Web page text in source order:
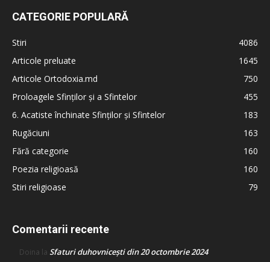
CATEGORIE POPULARĂ
Stiri
4086
Articole preluate
1645
Articole Ortodoxia.md
750
Proloagele Sfinților și a Sfintelor
455
6. Acatiste închinate Sfinților și Sfintelor
183
Rugăciuni
163
Fără categorie
160
Poezia religioasă
160
Stiri religioase
79
Comentarii recente
Doina la Sfaturi duhovnicești din 20 octombrie 2024